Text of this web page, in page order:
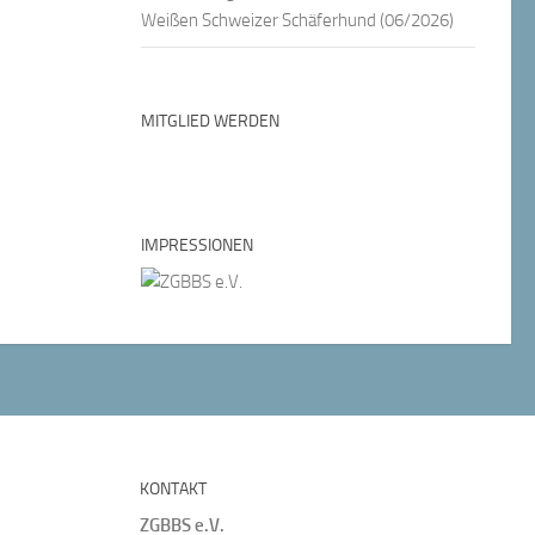
Weißen Schweizer Schäferhund (06/2026)
MITGLIED WERDEN
IMPRESSIONEN
KONTAKT
ZGBBS e.V.